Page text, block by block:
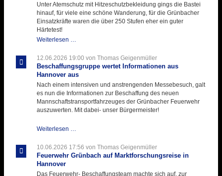
Unter Atemschutz mit Hitzeschutzbekleidung gings die Bastei
hinauf, für viele eine schöne Wanderung, für die Grünbacher
Einsatzkräfte waren die über 250 Stufen eher ein guter
Härtetest!
Weiterlesen …
ihre
Hitzebelastung
12.06.2026 19:00 von Thomas Geigenmüller
Beschaffungsgruppe wertet Informationen aus
Hannover aus
Nach einem intensiven und anstrengenden Messebesuch, galt
es nun die Informationen zur Beschaffung des neuen
Mannschaftstransportfahrzeuges der Grünbacher Feuerwehr
auszuwerten. Mit dabei- unser Bürgermeister!
Weiterlesen …
Informationen
aus
aus
10.06.2026 17:56 von Thomas Geigenmüller
Feuerwehr Grünbach auf Marktforschungsreise in
Hannover
Das Feuerwehr- Beschaffungsteam machte sich auf, zur